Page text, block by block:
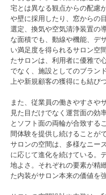
宅とは異なる観点からの配慮
や壁に採用したり、窓からの
選定、換気や空気清浄装置の
な面積でも、動線や機能、デ
い満足度を得られるサロン空
たサロンは、利用者に優雅で
でなく、施設としてのブラン
上や新規顧客の獲得にも結び
また、従業員の働きやすさや
見た目だけでなく運営面の効
とソフト面の両輪が合致する
間体験を提供し続けることが
サロンの空間は、多様なニー
に応じて進化を続けている。
地よさ。それぞれの要素が精
た内装がサロン本来の価値を